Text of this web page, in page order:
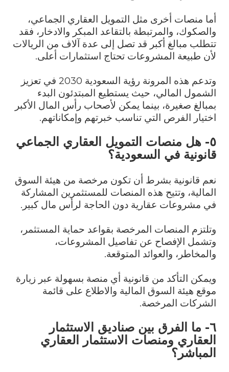
أما منصات أخرى مثل التمويل العقاري الجماعي،
والصكوك، والمرتبطة بالتقاعد المبكر والادخار، فقد
تتطلب مبالغ أكبر قد تصل إلى عدة آلاف من الريالات
لأن طبيعة المشروعات تحتاج استثمارات أعلى.
وتدعم هذه المرونة رؤية السعودية 2030 في تعزيز
الشمول المالي، حيث يستطيع المبتدئون البدء
بمبالغ صغيرة، بينما يمكن لأصحاب رأس المال الأكبر
اختيار الفرص التي تناسب خبرتهم وإمكاناتهم.
٥- هل منصات التمويل العقاري الجماعي
قانونية في السعودية؟
نعم قانونية بشرط أن تكون مرخصة من هيئة السوق
المالية، وتتيح هذه المنصات للمستثمرين المشاركة
في مشروعات عقارية دون الحاجة لرأس مال كبير.
وتلتزم المنصات المرخصة بقواعد حماية المستثمر،
وتشمل الإفصاح عن تفاصيل المشروعات،
والمخاطر، والعوائد المتوقعة.
ويمكن التأكد من قانونية أي منصة بسهولة عبر زيارة
موقع هيئة السوق المالية والاطلاع على قائمة
الشركات المرخصة.
٦- ما الفرق بين صناديق الاستثمار
العقاري ومنصات الاستثمار العقاري
المباشر؟